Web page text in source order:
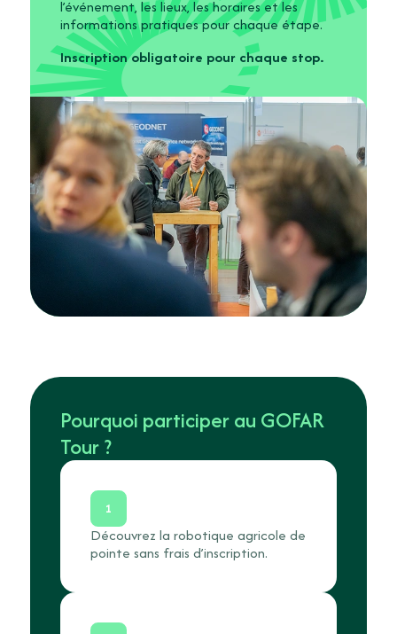
l’événement, les lieux, les horaires et les
informations pratiques pour chaque étape.
Inscription obligatoire pour chaque stop.
Pourquoi participer au GOFAR
Tour ?
1
Découvrez la robotique agricole de
pointe sans frais d’inscription.